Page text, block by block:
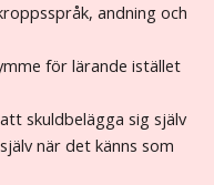
andning och
för lärande istället
skuldbelägga sig själv
när det känns som